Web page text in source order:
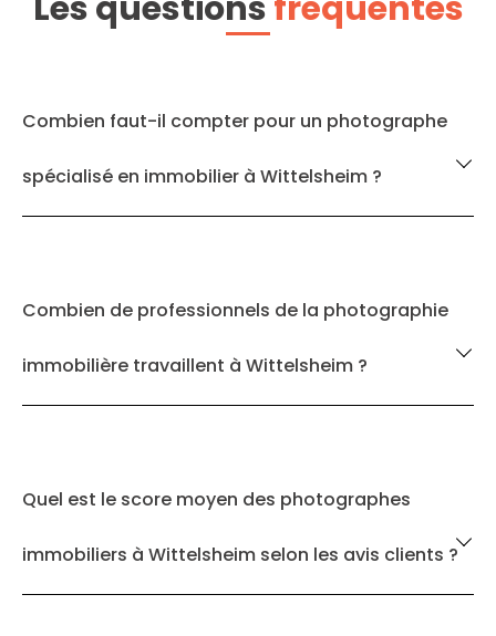
Combien faut-il compter pour un photographe
spécialisé en immobilier à Wittelsheim ?
Combien de professionnels de la photographie
immobilière travaillent à Wittelsheim ?
Quel est le score moyen des photographes
immobiliers à Wittelsheim selon les avis clients ?